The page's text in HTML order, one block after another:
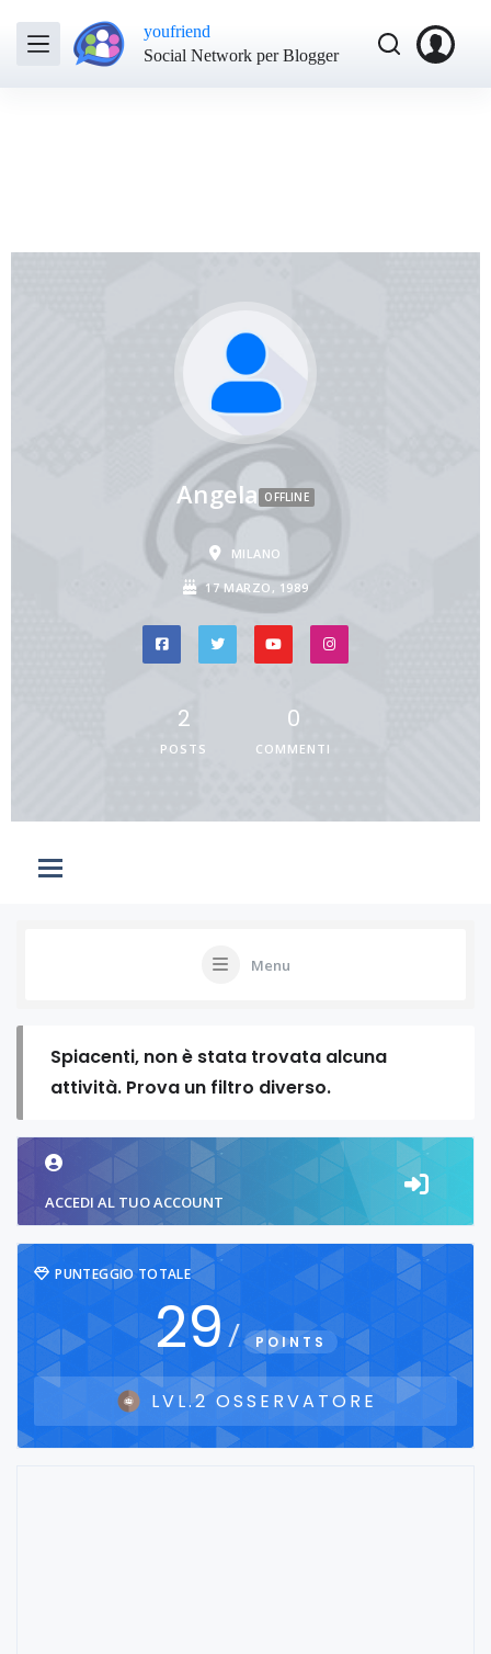
youfriend
Social Network per Blogger
Angela OFFLINE
MILANO
17 MARZO, 1989
2
POSTS
0
COMMENTI
Menu
Spiacenti, non è stata trovata alcuna
attività. Prova un filtro diverso.
ACCEDI AL TUO ACCOUNT
PUNTEGGIO TOTALE
29/ POINTS
LVL.2 OSSERVATORE